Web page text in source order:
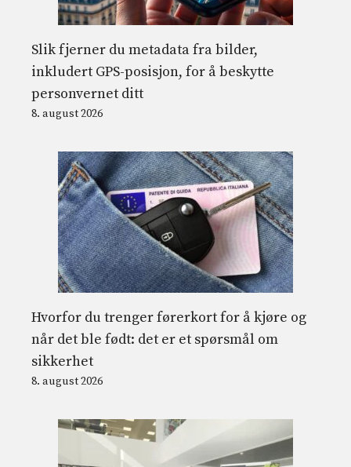
Slik fjerner du metadata fra bilder,
inkludert GPS-posisjon, for å beskytte
personvernet ditt
8. august 2026
Hvorfor du trenger førerkort for å kjøre og
når det ble født: det er et spørsmål om
sikkerhet
8. august 2026